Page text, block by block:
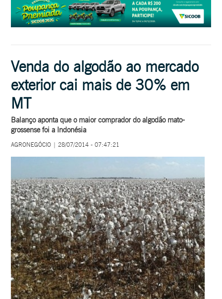
Venda do algodão ao mercado
exterior cai mais de 30% em
MT
Balanço aponta que o maior comprador do algodão mato-
grossense foi a Indonésia
AGRONEGÓCIO | 28/07/2014 - 07:47:21